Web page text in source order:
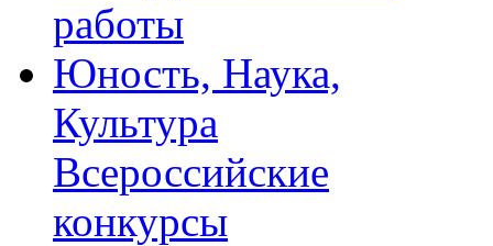
работы
Юность, Наука,
Культура
Всероссийские
конкурсы